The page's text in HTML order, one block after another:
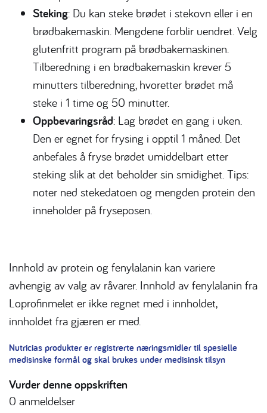
Steking: Du kan steke brødet i stekovn eller i en
brødbakemaskin. Mengdene forblir uendret. Velg
glutenfritt program på brødbakemaskinen.
Tilberedning i en brødbakemaskin krever 5
minutters tilberedning, hvoretter brødet må
steke i 1 time og 50 minutter.
Oppbevaringsråd: Lag brødet en gang i uken.
Den er egnet for frysing i opptil 1 måned. Det
anbefales å fryse brødet umiddelbart etter
steking slik at det beholder sin smidighet. Tips:
noter ned stekedatoen og mengden protein den
inneholder på fryseposen.
Innhold av protein og fenylalanin kan variere
avhengig av valg av råvarer. Innhold av fenylalanin fra
Loprofinmelet er ikke regnet med i innholdet,
innholdet fra gjæren er med.
Nutricias produkter er registrerte næringsmidler til spesielle
medisinske formål og skal brukes under medisinsk tilsyn
Vurder denne oppskriften
0 anmeldelser